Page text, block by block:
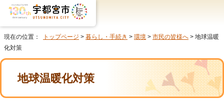
現在の位置： トップページ > 暮らし・手続き > 環境 > 市民の皆様へ > 地球温暖
化対策
地球温暖化対策